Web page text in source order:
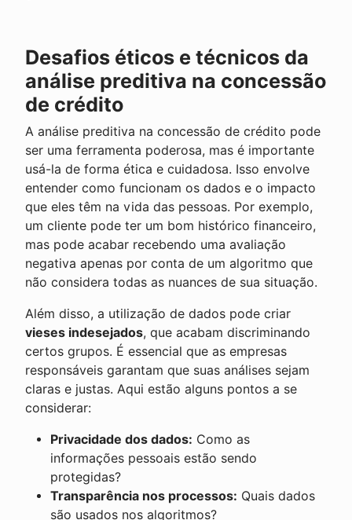
Desafios éticos e técnicos da
análise preditiva na concessão
de crédito
A análise preditiva na concessão de crédito pode
ser uma ferramenta poderosa, mas é importante
usá-la de forma ética e cuidadosa. Isso envolve
entender como funcionam os dados e o impacto
que eles têm na vida das pessoas. Por exemplo,
um cliente pode ter um bom histórico financeiro,
mas pode acabar recebendo uma avaliação
negativa apenas por conta de um algoritmo que
não considera todas as nuances de sua situação.
Além disso, a utilização de dados pode criar
vieses indesejados, que acabam discriminando
certos grupos. É essencial que as empresas
responsáveis garantam que suas análises sejam
claras e justas. Aqui estão alguns pontos a se
considerar:
Privacidade dos dados: Como as
informações pessoais estão sendo
protegidas?
Transparência nos processos: Quais dados
são usados nos algoritmos?